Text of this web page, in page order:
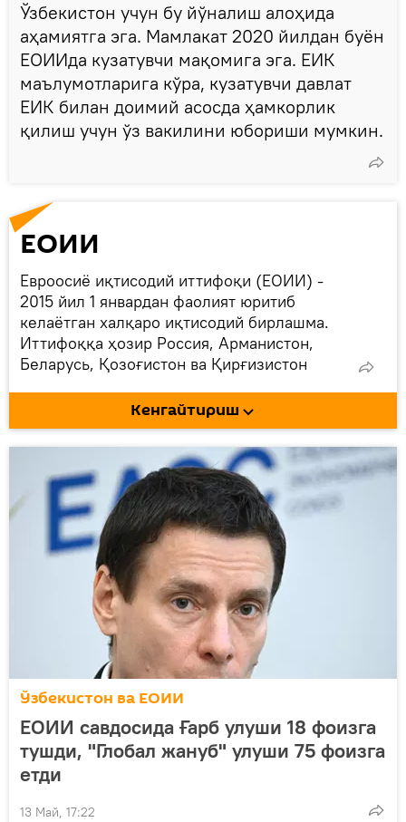
Ўзбекистон учун бу йўналиш алоҳида
аҳамиятга эга. Мамлакат 2020 йилдан буён
ЕОИИда кузатувчи мақомига эга. ЕИК
маълумотларига кўра, кузатувчи давлат
ЕИК билан доимий асосда ҳамкорлик
қилиш учун ўз вакилини юбориши мумкин.
ЕОИИ
Евроосиё иқтисодий иттифоқи (ЕОИИ) -
2015 йил 1 январдан фаолият юритиб
келаётган халқаро иқтисодий бирлашма.
Иттифоққа ҳозир Россия, Арманистон,
Беларусь, Қозоғистон ва Қирғизистон
кузатувчи мақомини олди. Молдова, Куба,
Эрон ҳам кузатувчи мақомига эга.
Кенгайтириш
Ўзбекистон ва ЕОИИ
EОИИ савдосида Ғарб улуши 18 фоизга
тушди, "Глобал жануб" улуши 75 фоизга
етди
13 Май, 17:22